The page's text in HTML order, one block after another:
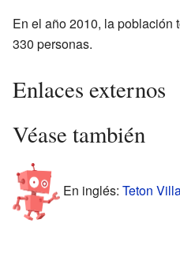
En el año 2010, la población
330 personas.
Enlaces externos
Véase también
En inglés: Teton